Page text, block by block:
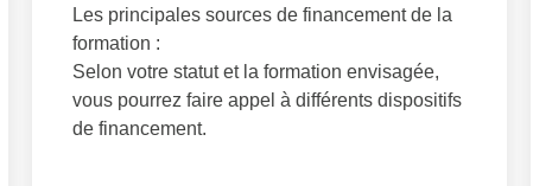
Les principales sources de financement de la
formation :
Selon votre statut et la formation envisagée,
vous pourrez faire appel à différents dispositifs
de financement.